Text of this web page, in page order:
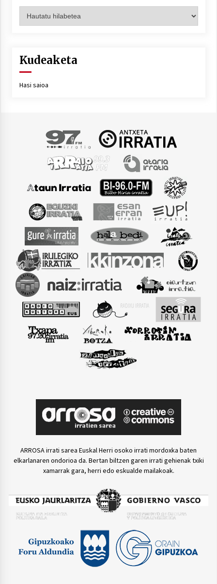
Kudeaketa
Hasi saioa
ARROSA irrati sarea Euskal Herri osoko irrati mordoxka baten
elkarlanaren ondorioa da. Bertan biltzen garen irrati gehienak txiki
xamarrak gara, herri edo eskualde mailakoak.